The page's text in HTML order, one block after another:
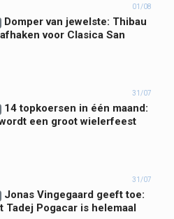
01/08
Domper van jewelste: Thibau
voor Clasica San
31/07
14 topkoersen in één maand:
een groot wielerfeest
31/07
Jonas Vingegaard geeft toe:
Tadej Pogacar is helemaal